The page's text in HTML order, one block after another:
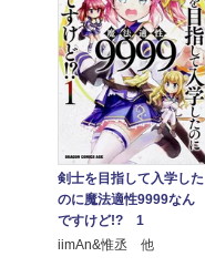
剣士を目指して入学した
のに魔法適性9999なん
ですけど!? 1
iimAn&惟丞 他